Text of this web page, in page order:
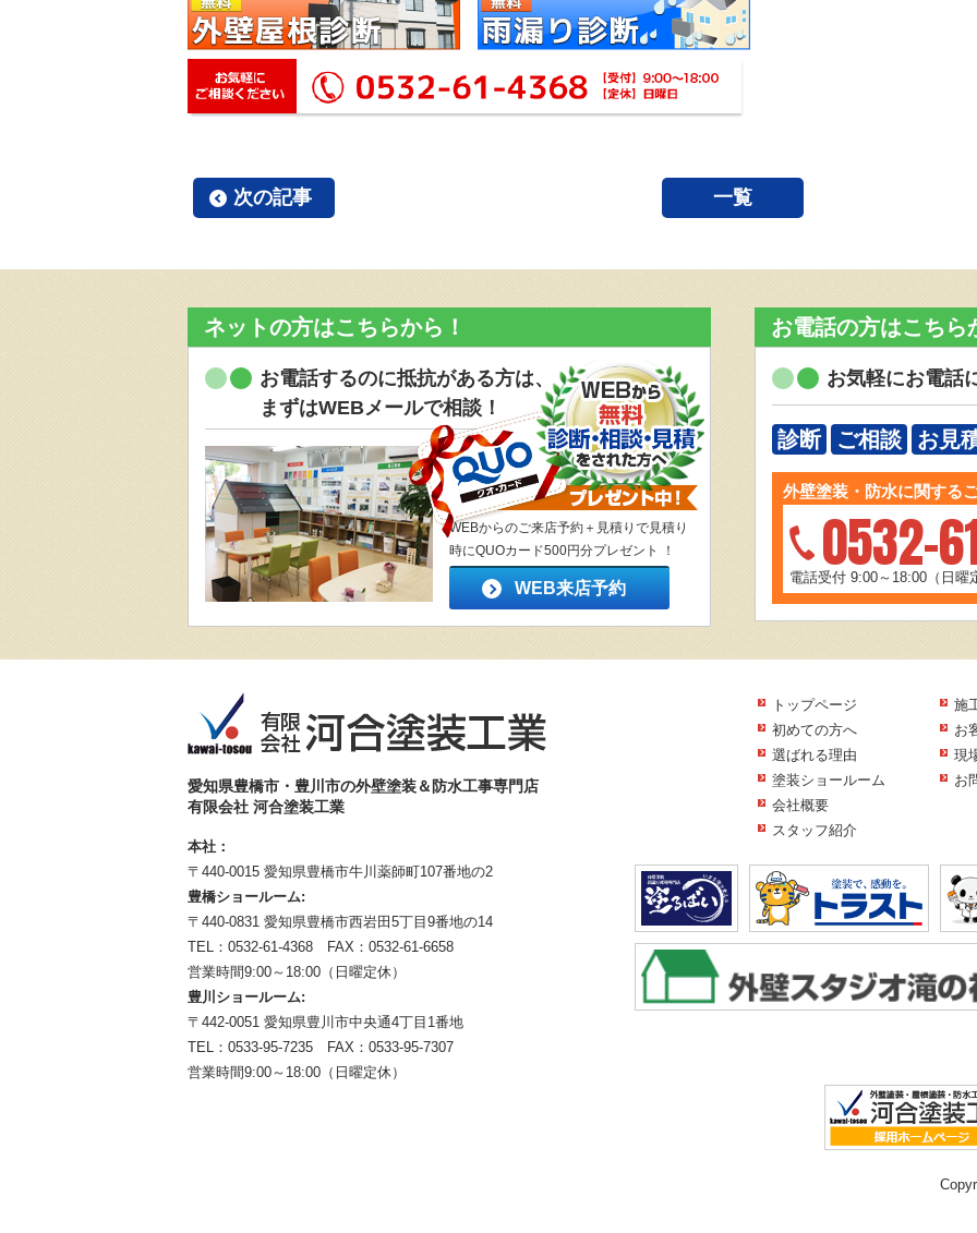
次の記事 一覧
お電話の方はこちら
お気軽にお電話
診断 ご相談 お見
外壁塗装・防水に関する
0532-
電話受付 9:00～18:00（日曜
ネットの方はこちらから！
お電話するのに抵抗がある方は、
まずはWEBメールで相談！
WEBからのご来店予約＋見積りで見積り
時にQUOカード500円分プレゼント ！
WEB来店予約
愛知県豊橋市・豊川市の外壁塗装＆防水工事専門店
有限会社 河合塗装工業
本社：
〒440-0015 愛知県豊橋市牛川薬師町107番地の2
豊橋ショールーム:
〒440-0831 愛知県豊橋市西岩田5丁目9番地の14
TEL：0532-61-4368 FAX：0532-61-6658
営業時間9:00～18:00（日曜定休）
豊川ショールーム:
〒442-0051 愛知県豊川市中央通4丁目1番地
TEL：0533-95-7235 FAX：0533-95-7307
営業時間9:00～18:00（日曜定休）
トップページ
初めての方へ
選ばれる理由
塗装ショールーム
会社概要
スタッフ紹介
施
お
現
お